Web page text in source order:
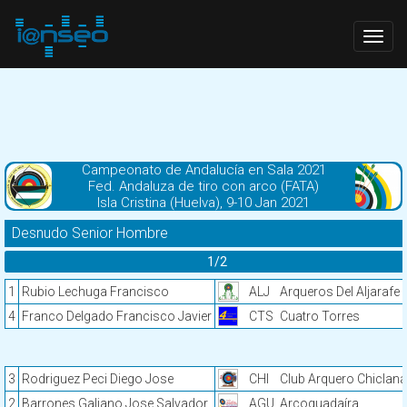
Campeonato de Andalucía en Sala 2021
Fed. Andaluza de tiro con arco (FATA)
Isla Cristina (Huelva), 9-10 Jan 2021
Desnudo Senior Hombre
1/2
1 Rubio Lechuga Francisco ALJ
Arqueros Del Aljarafe
4 Franco Delgado Francisco Javier CTS Cuatro Torres
3 Rodriguez Peci Diego Jose CHI
Club Arquero Chiclana
2 Barrones Galiano Jose Salvador AGU Arcoguadaíra